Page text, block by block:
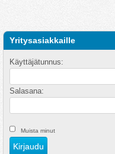
Yritysasiakkaille
Käyttäjätunnus:
Salasana:
Muista minut